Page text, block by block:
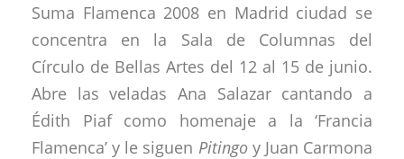
Suma Flamenca 2008 en Madrid ciudad se
concentra en la Sala de Columnas del
Círculo de Bellas Artes del 12 al 15 de junio.
Abre las veladas Ana Salazar cantando a
Édith Piaf como homenaje a la ‘Francia
Flamenca’ y le siguen Pitingoy Juan Carmona